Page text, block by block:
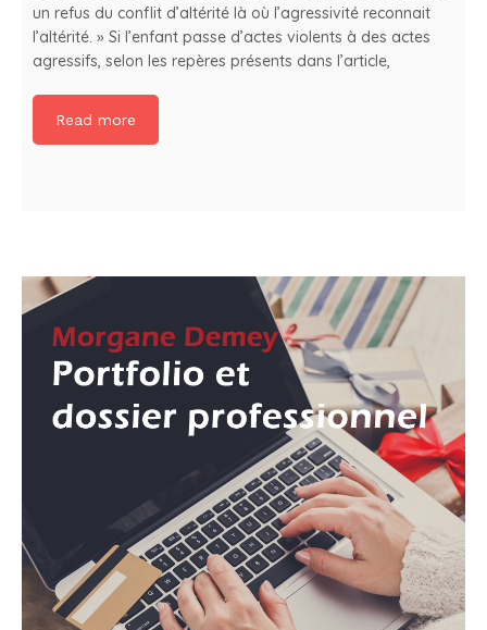
un refus du conflit d’altérité là où l’agressivité reconnait
l’altérité. » Si l’enfant passe d’actes violents à des actes
agressifs, selon les repères présents dans l’article,
Read more